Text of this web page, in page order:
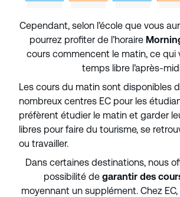
Cependant, selon l’école que vous
pourrez profiter de l’horaire
cours commencent le matin, ce qui
temps libre l’après-
Les cours du matin sont disponibles
nombreux centres EC pour les
préfèrent étudier le matin et garder
libres pour faire du tourisme, se
ou travailler.
Dans certaines destinations, nous
possibilité de garantir des
moyennant un supplément. Chez